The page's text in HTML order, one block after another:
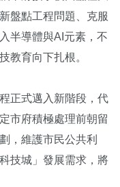
盤點工程問題、克服
半導體與AI元素，不
教育向下扎根。
正式邁入新階段，代
市府積極處理前朝留
，維護市民公共利
技城」發展需求，將